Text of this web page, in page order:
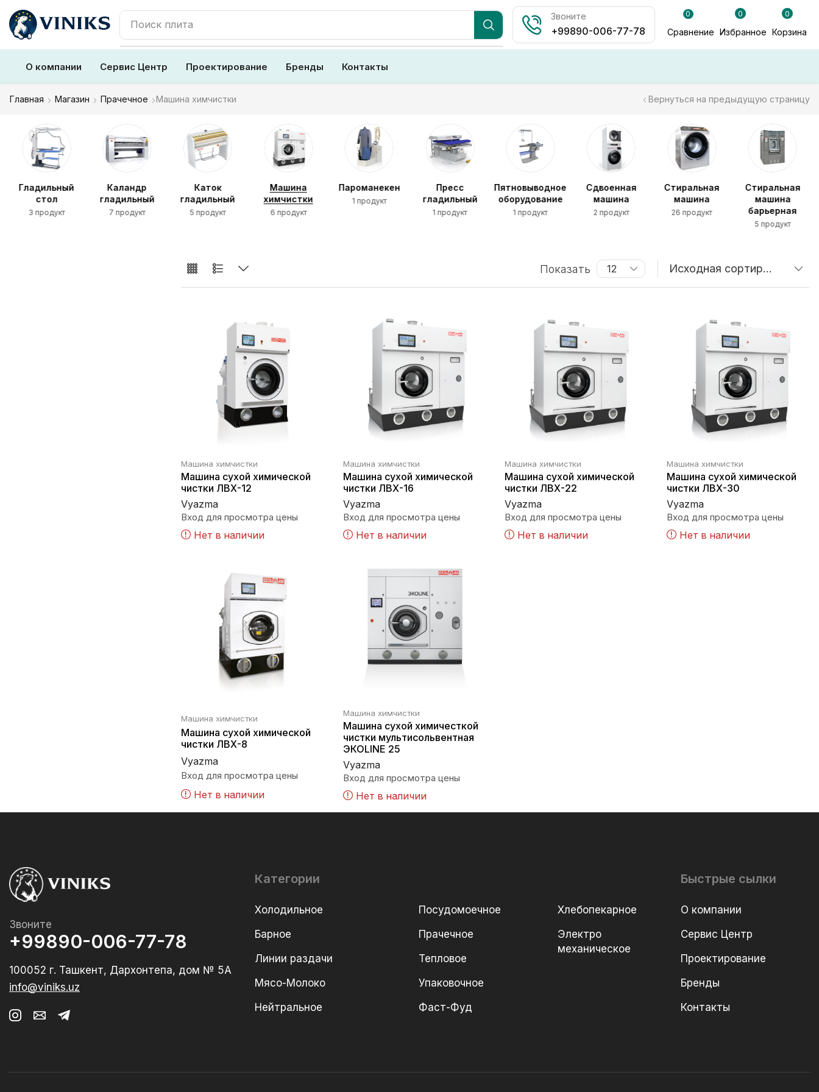
Поиск плита
Звоните
+99890-006-77-78
0
Сравнение
0
Избранное
0
Корзина
О компании Сервис Центр Проектирование Бренды Контакты
Главная Магазин Прачечное Машина химчистки Вернуться на предыдущую страницу
Гладильный
стол
3 продукт
Каландр
гладильный
7 продукт
Каток
гладильный
5 продукт
Машина
химчистки
6 продукт
Пароманекен
1 продукт
Пресс
гладильный
1 продукт
Пятновыводное
оборудование
1 продукт
Сдвоенная
машина
2 продукт
Стиральная
машина
26 продукт
Стиральная
машина
барьерная
5 продукт
Показать
Машина химчистки
Машина сухой химической
чистки ЛВХ-12
Vyazma
Вход для просмотра цены
Нет в наличии
Машина химчистки
Машина сухой химической
чистки ЛВХ-16
Vyazma
Вход для просмотра цены
Нет в наличии
Машина химчистки
Машина сухой химической
чистки ЛВХ-22
Vyazma
Вход для просмотра цены
Нет в наличии
Машина химчистки
Машина сухой химической
чистки ЛВХ-30
Vyazma
Вход для просмотра цены
Нет в наличии
Машина химчистки
Машина сухой химической
чистки ЛВХ-8
Vyazma
Вход для просмотра цены
Нет в наличии
Машина химчистки
Машина сухой химичесткой
чистки мультисольвентная
ЭКОLINE 25
Vyazma
Вход для просмотра цены
Нет в наличии
Звоните
+99890-006-77-78
100052 г. Ташкент, Дархонтепа, дом № 5А
info@viniks.uz
Категории
Холодильное
Барное
Линии раздачи
Мясо-Молоко
Нейтральное
Посудомоечное
Прачечное
Тепловое
Упаковочное
Фаст-Фуд
Хлебопекарное
Электро
механическое
Быстрые сылки
О компании
Сервис Центр
Проектирование
Бренды
Контакты